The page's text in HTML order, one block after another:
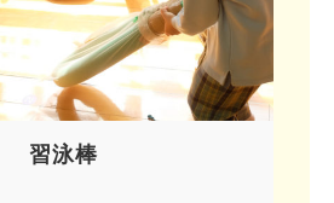
習泳棒